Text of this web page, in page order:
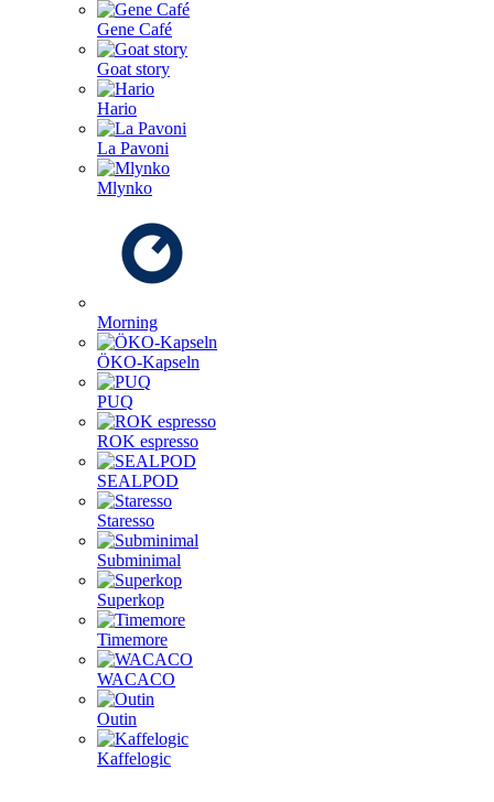
Gene Café
Goat story
Hario
La Pavoni
Mlynko
Morning
ÖKO-Kapseln
PUQ
ROK espresso
SEALPOD
Staresso
Subminimal
Superkop
Timemore
WACACO
Outin
Kaffelogic